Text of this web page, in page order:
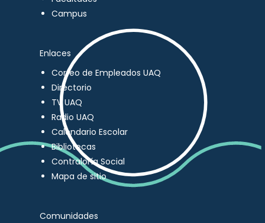
Campus
Enlaces
Correo de Empleados UAQ
Directorio
TV UAQ
Radio UAQ
Calendario Escolar
Bibliotecas
Contraloría Social
Mapa de sitio
Comunidades